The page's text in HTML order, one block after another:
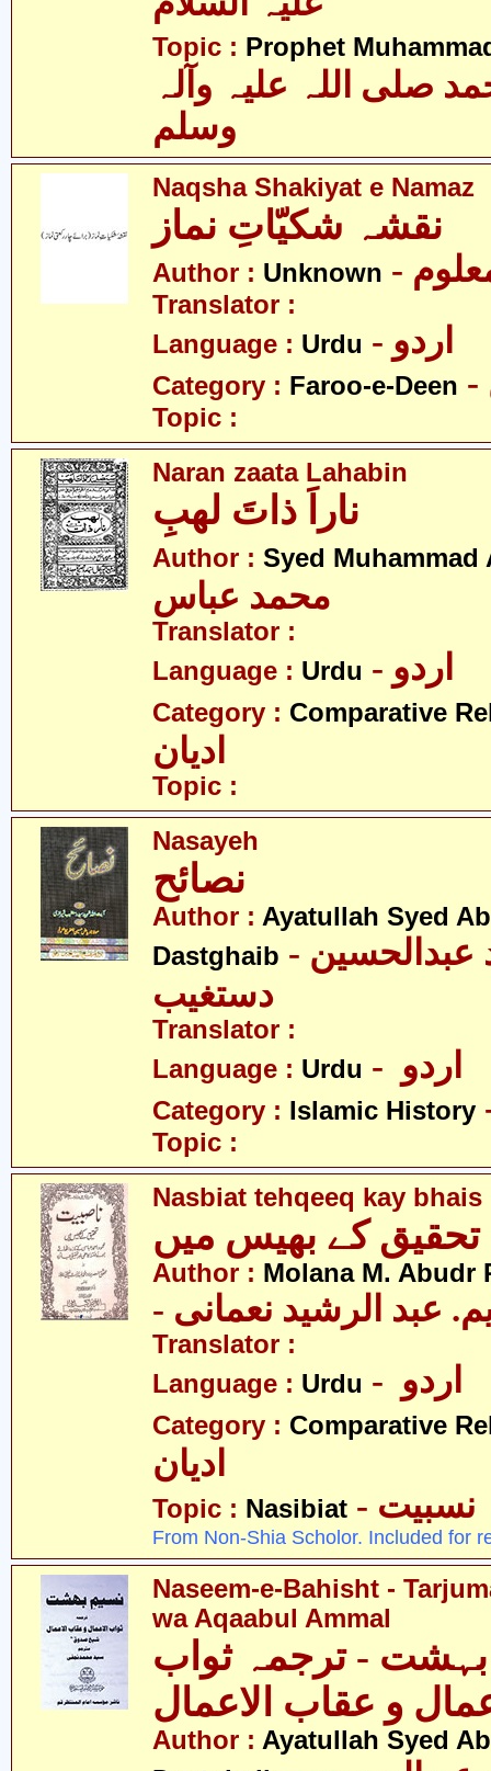
Topic : Prophet
صلی اللہ علیہ وآلہ
وسلم
Naqsha Shakiyat e Namaz
نقشہ شکیّاتِ نماز
Author : Unknown معلوم
Translator :
Language : Urdu - اردو
Category : Faroo-e-Deen
Topic :
Naran zaata Lahabin
ناراَ ذاتَ لھبِ
Author : Syed Muhammad
محمد عباس
Translator :
Language : Urdu - اردو
Category : Comparative
ادیان
Topic :
Nasayeh
نصائح
Author : Ayatullah Syed
Dastghaib - آیت اللہ سیّد عبدالحسین
دستغیب
Translator :
Language : Urdu
Category : Islamic History
Topic :
Nasbiat tehqeeq kay bhais
Author : Molana M. Abudr
ایم. عبد الرشید نعمانی
Translator :
Language : Urdu
Category : Comparative
ادیان
Topic : Nasibiat - نسبیت
From Non-Shia Scholor. Included for
Naseem-e-Bahisht -
wa Aqaabul Ammal
- ترجمہ ثواب
و عقاب الاعمال
Author : Ayatullah Syed